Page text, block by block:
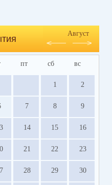
Август
пт сб вс
1 2
7 8 9
14 15 16
21 22 23
28 29 30